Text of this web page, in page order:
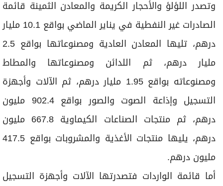
وتصدر اللؤلؤ والأحجار الكريمة والمعادن الثمينة قائمة
الصادرات غير النفطية في يناير الماضي بواقع 10.1 مليار
درهم، تليها المعادن العادية ومصنوعاتها بواقع 2.5
مليار درهم، ثم اللدائن ومصنوعاتها والمطاط
ومصنوعاته بواقع 1.95 مليار درهم، ثم الآلات وأجهزة
التسجيل وإذاعة الصوت والصور بواقع 902.4 مليون
درهم، ثم منتجات الصناعات الكيماوية 667.8 مليون
درهم، يليها منتجات الأغذية والمشروبات بواقع 417.5
مليون درهم.
أما قائمة الواردات فتصدرتها الآلات وأجهزة التسجيل